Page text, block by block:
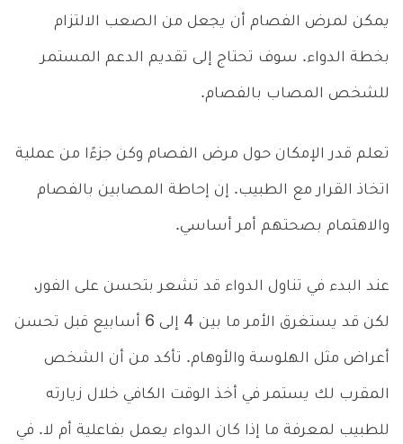
يمكن لمرض الفصام أن يجعل من الصعب الالتزام
بخطة الدواء. سوف تحتاج إلى تقديم الدعم المستمر
للشخص المصاب بالفصام.
تعلم قدر الإمكان حول مرض الفصام وكن جزءًا من عملية
اتخاذ القرار مع الطبيب. إن إحاطة المصابين بالفصام
والاهتمام بصحتهم أمر أساسي.
عند البدء في تناول الدواء قد تشعر بتحسن على الفور،
لكن قد يستغرق الأمر ما بين 4 إلى 6 أسابيع قبل تحسن
أعراض مثل الهلوسة والأوهام. تأكد من أن الشخص
المقرب لك يستمر في أخذ الوقت الكافي خلال زيارته
للطبيب لمعرفة ما إذا كان الدواء يعمل بفاعلية أم لا. في